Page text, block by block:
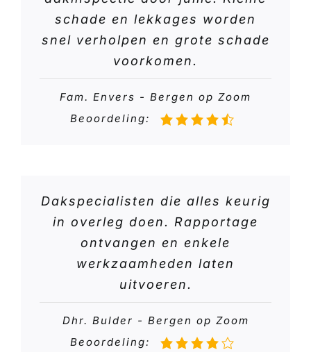
schade en lekkages worden
snel verholpen en grote schade
voorkomen.
Fam. Envers - Bergen op Zoom
Beoordeling:
Dakspecialisten die alles keurig
in overleg doen. Rapportage
ontvangen en enkele
werkzaamheden laten
uitvoeren.
Dhr. Bulder - Bergen op Zoom
Beoordeling: